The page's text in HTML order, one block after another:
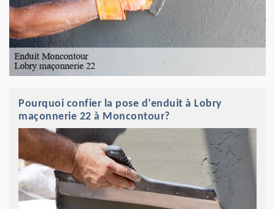
Pourquoi confier la pose d’enduit à Lobry
maçonnerie 22 à Moncontour?